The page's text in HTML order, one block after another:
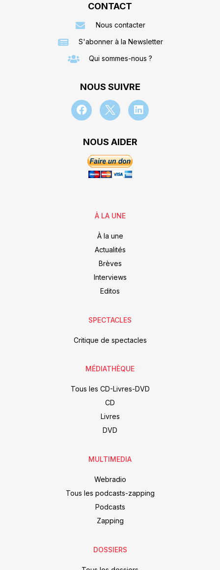
CONTACT
Nous contacter
S'abonner à la Newsletter
Qui sommes-nous ?
NOUS SUIVRE
NOUS AIDER
À LA UNE
À la une
Actualités
Brèves
Interviews
Editos
SPECTACLES
Critique de spectacles
MÉDIATHÈQUE
Tous les CD-Livres-DVD
CD
Livres
DVD
MULTIMEDIA
Webradio
Tous les podcasts-zapping
Podcasts
Zapping
DOSSIERS